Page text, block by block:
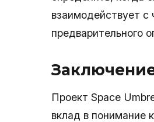
взаимодействует
предварительного
Проект Space
вклад в понимание